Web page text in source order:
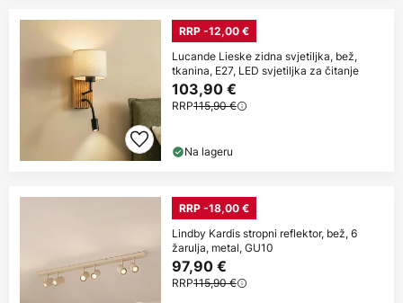
RRP -12,00 €
Lucande Lieske zidna svjetiljka, bež,
tkanina, E27, LED svjetiljka za čitanje
103,90 €
RRP115,90 €
Na lageru
RRP -18,00 €
Lindby Kardis stropni reflektor, bež, 6
žarulja, metal, GU10
97,90 €
RRP115,90 €